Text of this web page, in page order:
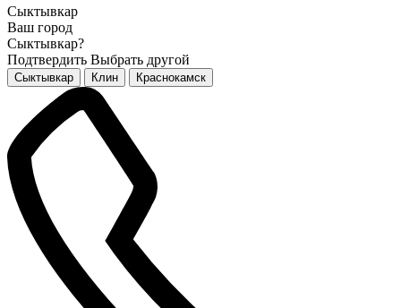
Сыктывкар
Ваш город
Сыктывкар?
Подтвердить Выбрать другой
Сыктывкар Клин Краснокамск